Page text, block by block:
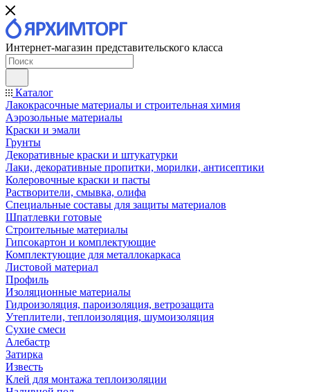
Интернет-магазин представительского класса
Каталог
Лакокрасочные материалы и строительная химия
Аэрозольные материалы
Краски и эмали
Грунты
Декоративные краски и штукатурки
Лаки, декоративные пропитки, морилки, антисептики
Колеровочные краски и пасты
Растворители, смывка, олифа
Специальные составы для защиты материалов
Шпатлевки готовые
Строительные материалы
Гипсокартон и комплектующие
Комплектующие для металлокаркаса
Листовой материал
Профиль
Изоляционные материалы
Гидроизоляция, пароизоляция, ветрозащита
Утеплители, теплоизоляция, шумоизоляция
Сухие смеси
Алебастр
Затирка
Известь
Клей для монтажа теплоизоляции